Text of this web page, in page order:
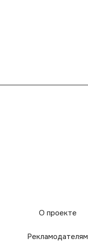
О проекте
Рекламодателям